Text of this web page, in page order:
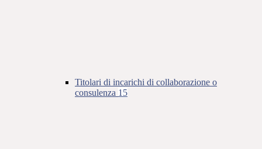
Titolari di incarichi di collaborazione o
consulenza 15